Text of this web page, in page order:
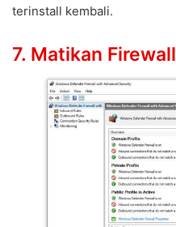
terinstall kembali.
7. Matikan Firewall